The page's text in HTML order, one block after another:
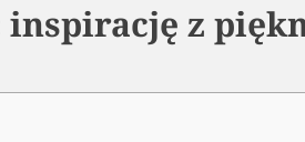
inspirację z